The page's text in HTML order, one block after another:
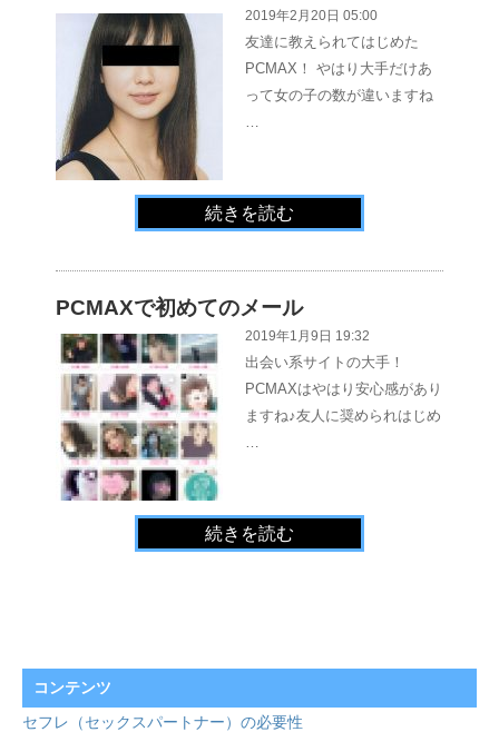
2019年2月20日 05:00
友達に教えられてはじめた
PCMAX！ やはり大手だけあ
って女の子の数が違いますね
続きを読む
PCMAXで初めてのメール
2019年1月9日 19:32
出会い系サイトの大手！
PCMAXはやはり安心感があり
ますね♪友人に奨められはじめ
続きを読む
コンテンツ
セフレ（セックスパートナー）の必要性